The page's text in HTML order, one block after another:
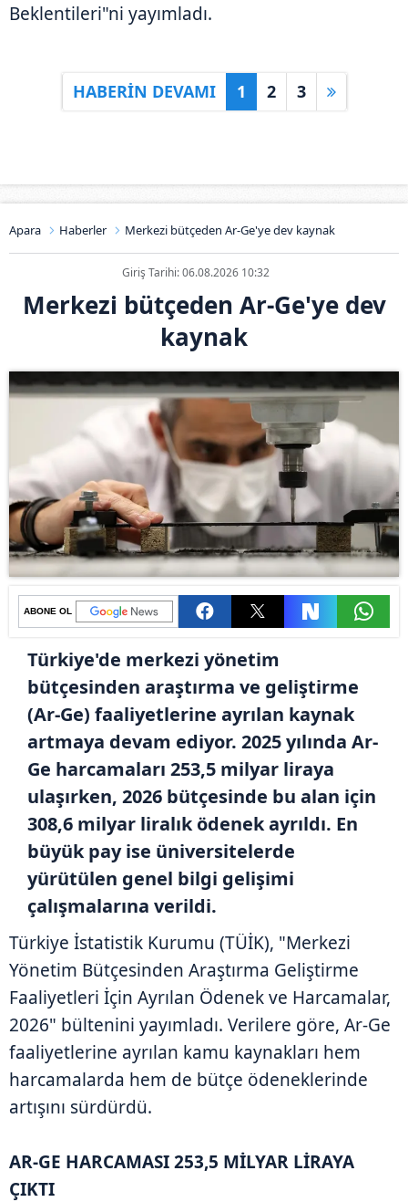
Beklentileri"ni yayımladı.
HABERİN DEVAMI 1 2 3
Apara Haberler Merkezi bütçeden Ar-Ge'ye dev kaynak
Giriş Tarihi: 06.08.2026 10:32
Merkezi bütçeden Ar-Ge'ye dev
kaynak
ABONE OL
Türkiye'de merkezi yönetim
bütçesinden araştırma ve geliştirme
(Ar-Ge) faaliyetlerine ayrılan kaynak
artmaya devam ediyor. 2025 yılında Ar-
Ge harcamaları 253,5 milyar liraya
ulaşırken, 2026 bütçesinde bu alan için
308,6 milyar liralık ödenek ayrıldı. En
büyük pay ise üniversitelerde
yürütülen genel bilgi gelişimi
çalışmalarına verildi.
Türkiye İstatistik Kurumu (TÜİK), "Merkezi
Yönetim Bütçesinden Araştırma Geliştirme
Faaliyetleri İçin Ayrılan Ödenek ve Harcamalar,
2026" bültenini yayımladı. Verilere göre, Ar-Ge
faaliyetlerine ayrılan kamu kaynakları hem
harcamalarda hem de bütçe ödeneklerinde
artışını sürdürdü.
AR-GE HARCAMASI 253,5 MİLYAR LİRAYA
ÇIKTI